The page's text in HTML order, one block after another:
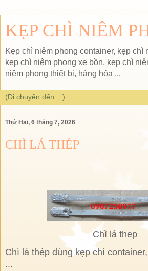
KẸP CHÌ NIÊM
Kẹp chì niêm phong container, kẹp chì
kẹp chì niêm phong xe bồn, kẹp chì
niêm phong thiết bị, hàng hóa ...
Thứ Hai, 6 tháng 7, 2026
CHÌ LÁ THÉP
Chì lá thep
Chì lá thép dùng kẹp chì
...